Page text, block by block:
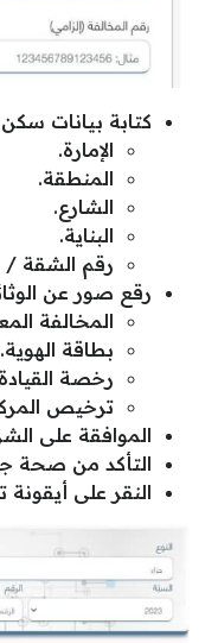
كتابة بيانات
الإمارة.
المنطقة.
الشارع.
البناية.
رقم الشقة /
رقع صور عن
المخالفة
بطاقة الهوية.
رخصة
ترخيص
الموافقة على
التأكد من صحة
النقر على